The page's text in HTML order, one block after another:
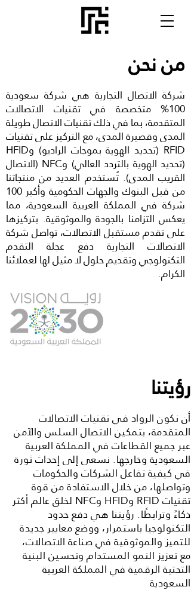
من نحن
شركة الاتصال التجارية هي شركة سعودية
100% متخصصة في تقنيات الاتصالات
المتقدمة، بما في ذلك تقنيات الاتصال طويلة
المدى وقصيرة المدى، مع التركيز على تقنيات
RFID (تحديد الهوية بموجات الراديو) وHFID
(تحديد الهوية بالتردد العالي) وNFC (الاتصال
القريب المدى). تُستخدم العديد من منتجاتنا
من قبل البنوك والجهات الحكومية وأكبر 100
شركة في المملكة العربية السعودية، مما
يعكس التزامنا بالجودة والموثوقية. بتركيزها
على تقدم مستقبل الاتصالات، تواصل شركة
الاتصالات التجارية دفع عجلة التقدم
التكنولوجي وتقديم حلول لا مثيل لها لعملائنا
الكرام.
رؤيتنا
أن نكون الرواد في تقنيات الاتصالات
المتقدمة، بتمكين الاتصال السلس والآمن
عبر جميع القطاعات في المملكة العربية
السعودية وخارجها. نسعى إلى إحداث ثورة
في كيفية تفاعل الشركات والحكومات
وتواصلها، من خلال الاستفادة من قوة
تقنيات RFID وHFID وNFC لخلق عالم أكثر
ذكاءً وترابطًا. رؤيتنا هي دفع حدود
التكنولوجيا باستمرار، ووضع معايير جديدة
للتميز والموثوقية في صناعة الاتصالات،
مع تعزيز النمو المستدام وتحسين البنية
التحتية الرقمية في المملكة العربية
السعودية